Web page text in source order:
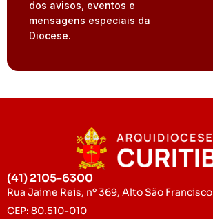
dos avisos, eventos e
mensagens especiais da
Diocese.
(41) 2105-6300
Rua Jaime Reis, nº 369, Alto São Francisco
CEP: 80.510-010